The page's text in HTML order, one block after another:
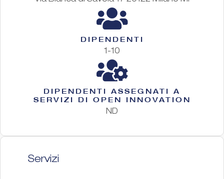
DIPENDENTI
1-10
DIPENDENTI ASSEGNATI A
SERVIZI DI OPEN INNOVATION
ND
Servizi